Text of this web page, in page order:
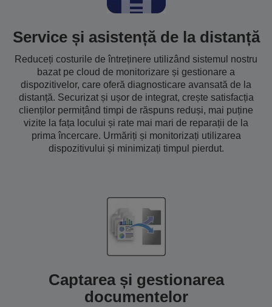
Service și asistență de la distanță
Reduceți costurile de întreținere utilizând sistemul nostru
bazat pe cloud de monitorizare și gestionare a
dispozitivelor, care oferă diagnosticare avansată de la
distanță. Securizat și ușor de integrat, crește satisfacția
clienților permițând timpi de răspuns reduși, mai puține
vizite la fața locului și rate mai mari de reparații de la
prima încercare. Urmăriți și monitorizați utilizarea
dispozitivului și minimizați timpul pierdut.
Captarea și gestionarea
documentelor